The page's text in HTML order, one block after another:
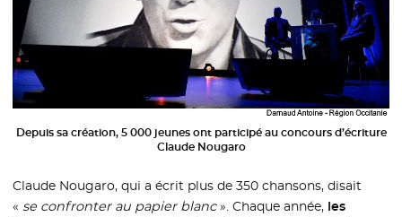
Depuis sa création, 5 000 jeunes ont participé au concours d’écriture
Claude Nougaro
Claude Nougaro, qui a écrit plus de 350 chansons, disait
«se confronter au papier blanc». Chaque année, les